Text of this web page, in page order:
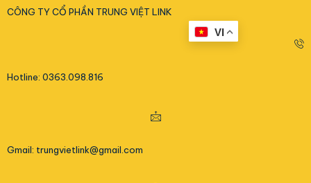
CÔNG TY CỔ PHẦN TRUNG VIỆT LINK
Hotline: 0363.098.816
Gmail: trungvietlink@gmail.com
VI